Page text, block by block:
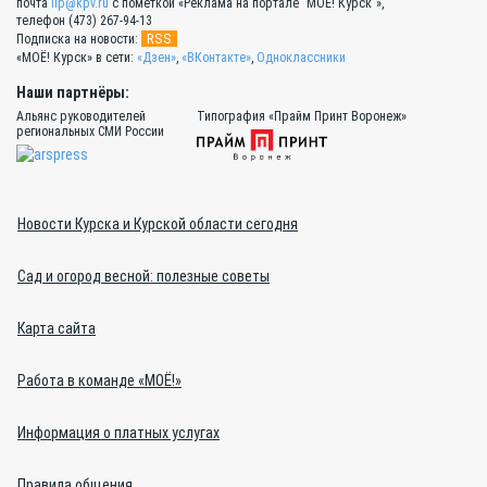
почта lip@kpv.ru с пометкой «Реклама на портале "МОЁ! Курск"»,
телефон (473) 267-94-13
Подписка на новости:
RSS
«МОЁ! Курск» в сети: «Дзен», «ВКонтакте», Одноклассники
Наши партнёры:
Альянс руководителей
региональных СМИ России
Типография «Прайм Принт Воронеж»
Новости Курска и Курской области сегодня
Сад и огород весной: полезные советы
Карта сайта
Работа в команде «МОЁ!»
Информация о платных услугах